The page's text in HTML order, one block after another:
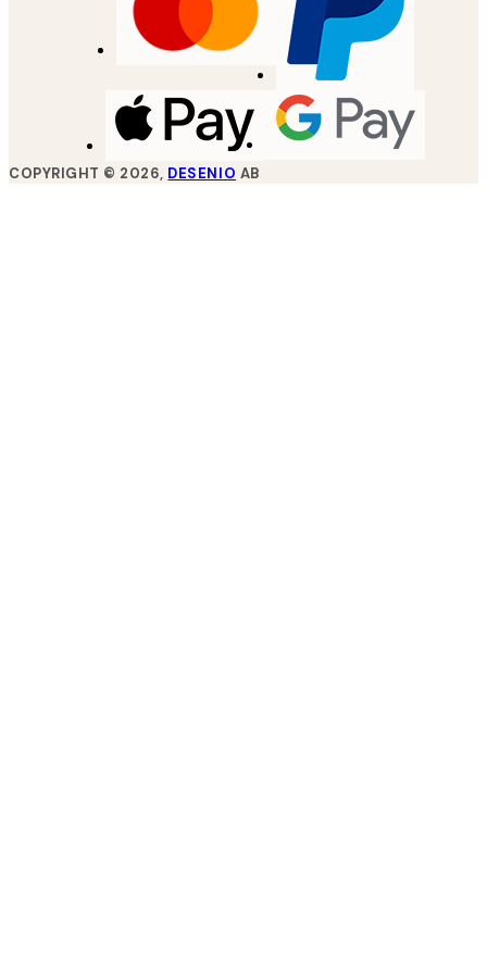
COPYRIGHT © 2026, DESENIO AB